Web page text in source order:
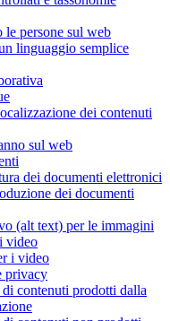
le persone sul web
linguaggio semplice
dei contenuti
sul web
dei documenti elettronici
dei documenti
(alt text) per le immagini
video
i video
privacy
contenuti prodotti dalla